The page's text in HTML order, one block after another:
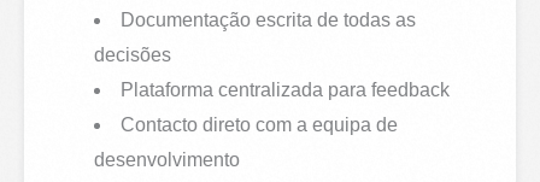
Documentação escrita de todas as
decisões
Plataforma centralizada para feedback
Contacto direto com a equipa de
desenvolvimento